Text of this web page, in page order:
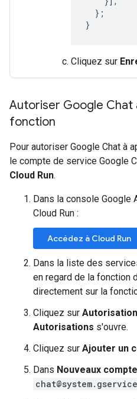
};
}
Cliquez sur
Autoriser Google
fonction
Pour autoriser Google Chat à
le compte de service Google
Cloud Run.
Dans la console Google
Cloud Run :
Accédez à Cloud Run
Dans la liste des
en regard de la fonction
directement sur la
Cliquez sur
Autorisations s'ouvre.
Cliquez sur Ajouter un
Dans Nouveaux